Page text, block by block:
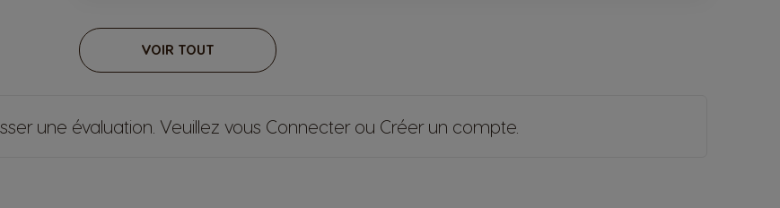
VOIR TOUT
une évaluation. Veuillez vous Connecterou Créer un compte